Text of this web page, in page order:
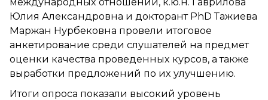
Юлия Александровна и докторант PhD Тажиева
Маржан Нурбековна провели итоговое
анкетирование среди слушателей на предмет
оценки качества проведенных курсов, а также
выработки предложений по их улучшению.
Итоги опроса показали высокий уровень